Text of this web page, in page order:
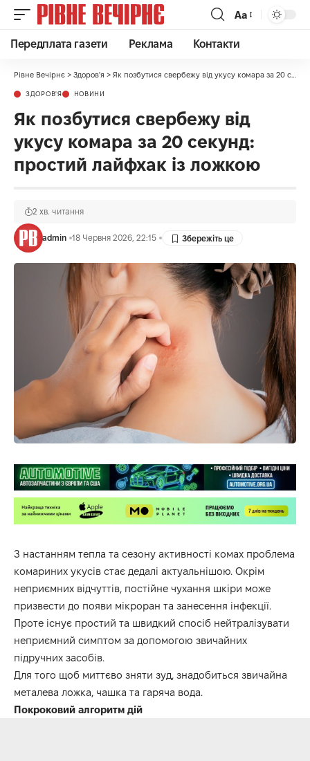
Аа
Передплата газети Реклама Контакти
Рівне Вечірнє > Здоров'я > Як позбутися свербежу від укусу комара за 20 секунд: простий лайфхак із ложкою
ЗДОРОВ'Я НОВИНИ
Як позбутися свербежу від
укусу комара за 20 секунд:
простий лайфхак із ложкою
admin 18 Червня 2026, 22:15
2 хв. читання
З настанням тепла та сезону активності комах проблема
комариних укусів стає дедалі актуальнішою. Окрім
неприємних відчуттів, постійне чухання шкіри може
призвести до появи мікроран та занесення інфекції.
Проте існує простий та швидкий спосіб нейтралізувати
неприємний симптом за допомогою звичайних
підручних засобів.
Для того щоб миттєво зняти зуд, знадобиться звичайна
металева ложка, чашка та гаряча вода.
Покроковий алгоритм дій